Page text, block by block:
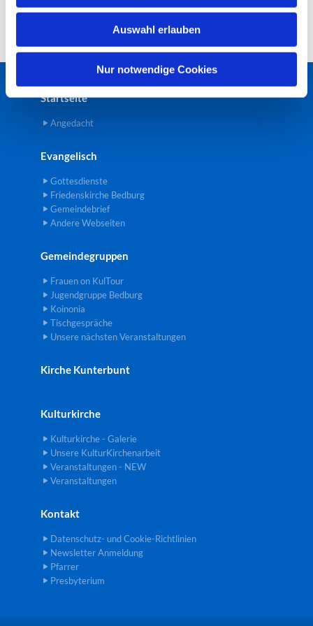
l
Auswahl erlauben
Nur notwendige Cookies
Startseite
Angedacht
Evangelisch
Gottesdienste
Friedenskirche Bedburg
Gemeindebrief
Andere Webseiten
Gemeindegruppen
Frauen on KulTour
Jugendgruppe Bedburg
Koinonia
Tischgespräche
Unsere nächsten Veranstaltungen
Kirche Kunterbunt
Kulturkirche
Kulturkirche - Galerie
Unsere KulturKirchenarbeit
Veranstaltungen - NEW
Veranstaltungen
Kontakt
Datenschutz- und Cookie-Richtlinien
Newsletter Anmeldung
Pfarrer
Presbyterium